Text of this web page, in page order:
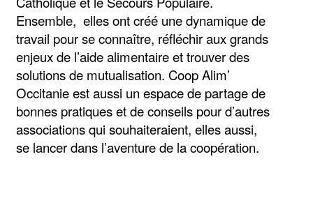
Ensemble, elles ont créé une dynamique de
travail pour se connaître, réfléchir aux grands
enjeux de l’aide alimentaire et trouver des
solutions de mutualisation. Coop Alim’
Occitanie est aussi un espace de partage de
bonnes pratiques et de conseils pour d’autres
associations qui souhaiteraient, elles aussi,
se lancer dans l’aventure de la coopération.